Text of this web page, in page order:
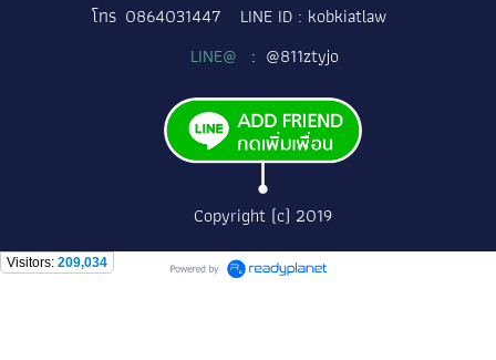
โทร 0864031447
LINE ID : kobkiatlaw
LINE@ : @811ztyjo
Copyright (c) 2019
Visitors: 209,034